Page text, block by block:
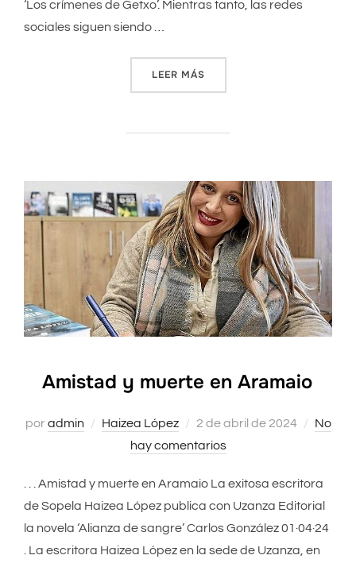
‘Los crímenes de Getxo’. Mientras tanto, las redes
sociales siguen siendo …
LEER MÁS
Amistad y muerte en Aramaio
poradmin Haizea López
Publicado
el
2 de abril de 2024
No
hay comentarios
. . . Amistad y muerte en Aramaio La exitosa escritora
de Sopela Haizea López publica con Uzanza Editorial
la novela ‘Alianza de sangre’ Carlos González 01·04·24
. La escritora Haizea López en la sede de Uzanza, en